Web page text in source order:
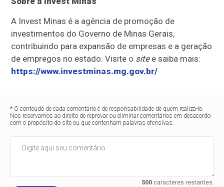
A Invest Minas é a agência de promoção de
investimentos do Governo de Minas Gerais,
contribuindo para expansão de empresas e a geração
de empregos no estado. Visite o sitee saiba mais:
https://www.investminas.mg.gov.br/
* O conteúdo de cada comentário é de responsabilidade de quem realizá-lo.
Nos reservamos ao direito de reprovar ou eliminar comentários em desacordo
com o propósito do site ou que contenham palavras ofensivas.
500caracteres restantes.